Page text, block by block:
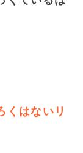
くはないリ